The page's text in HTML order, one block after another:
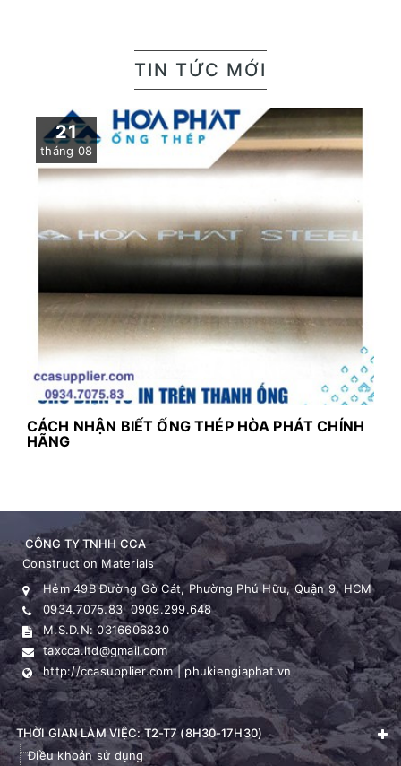
TIN TỨC MỚI
21
tháng 08
CÁCH NHẬN BIẾT ỐNG THÉP HÒA PHÁT CHÍNH
HÃNG
CÔNG TY TNHH CCA
Construction Materials
Hẻm 49B Đường Gò Cát, Phường Phú Hữu, Quận 9, HCM
0934.7075.83 0909.299.648
M.S.D.N: 0316606830
taxcca.ltd@gmail.com
http://ccasupplier.com | phukiengiaphat.vn
THỜI GIAN LÀM VIỆC: T2-T7 (8H30-17H30)
Điều khoản sử dụng